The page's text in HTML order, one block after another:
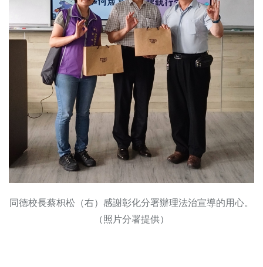
同德校長蔡枳松（右）感謝彰化分署辦理法治宣導的用心。
（照片分署提供）